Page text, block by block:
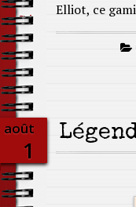
Elliot, ce
août
1